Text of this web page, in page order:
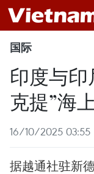
国际
印度与印
克提”海
16/10/2025 03:55
据越通社驻新